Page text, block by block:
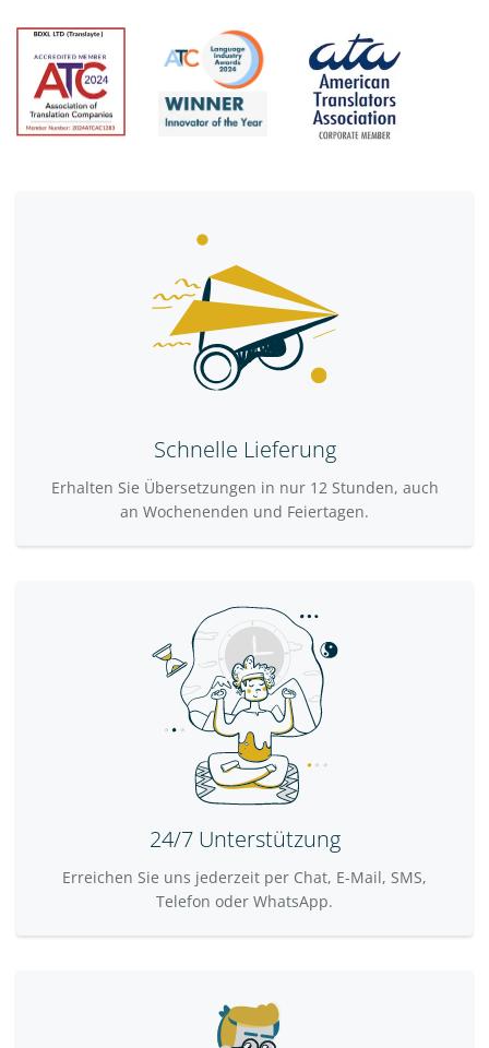
Schnelle Lieferung
Erhalten Sie Übersetzungen in nur 12 Stunden, auch
an Wochenenden und Feiertagen.
24/7 Unterstützung
Erreichen Sie uns jederzeit per Chat, E-Mail, SMS,
Telefon oder WhatsApp.